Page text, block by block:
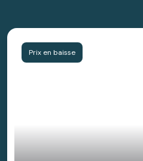
Prix en baisse